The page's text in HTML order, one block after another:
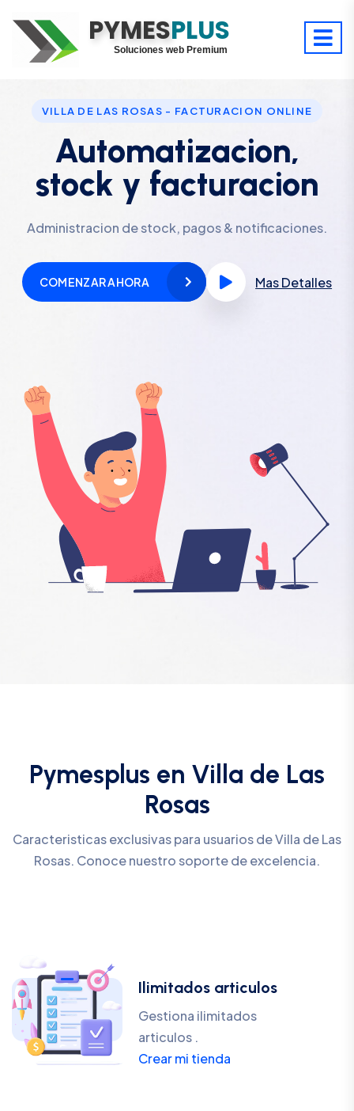
PYMESPLUS
Digitaliza tu éxito
Soluciones web Premium
VILLA DE LAS ROSAS - FACTURACION ONLINE
Automatizacion,
stock y facturacion
Administracion de stock, pagos & notificaciones.
COMENZAR AHORA Mas Detalles
Pymesplus en Villa de Las
Rosas
Caracteristicas exclusivas para usuarios de Villa de Las
Rosas. Conoce nuestro soporte de excelencia.
Ilimitados articulos
Gestiona ilimitados
articulos .
Crear mi tienda